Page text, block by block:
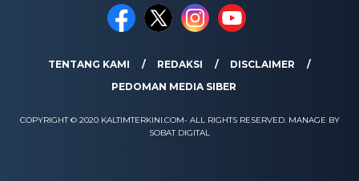
TENTANG KAMI REDAKSI
DISCLAIMER
PEDOMAN MEDIA SIBER
COPYRIGHT © 2020 KALTIMTERKINI.COM- ALL RIGHTS RESERVED. MANAGE BY
SOBAT DIGITAL